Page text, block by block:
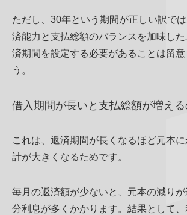
ただし、30年という期間が正しい訳で
済能力と支払総額のバランスを加味し
済期間を設定する必要があることは留意
う。
借入期間が長いと支払総額が増える
これは、返済期間が長くなるほど元本
計が大きくなるためです。
毎月の返済額が少ないと、元本の減り
分利息が多くかかります。結果として